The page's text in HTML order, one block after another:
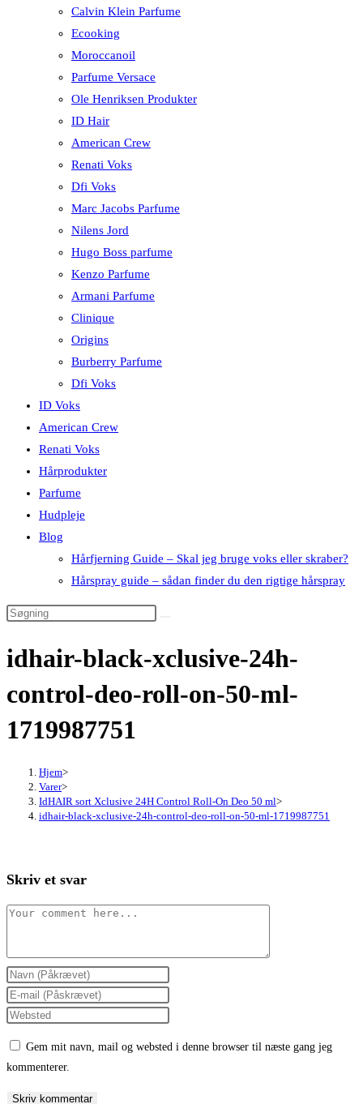
Calvin Klein Parfume
Ecooking
Moroccanoil
Parfume Versace
Ole Henriksen Produkter
ID Hair
American Crew
Renati Voks
Dfi Voks
Marc Jacobs Parfume
Nilens Jord
Hugo Boss parfume
Kenzo Parfume
Armani Parfume
Clinique
Origins
Burberry Parfume
Dfi Voks
ID Voks
American Crew
Renati Voks
Hårprodukter
Parfume
Hudpleje
Blog
Hårfjerning Guide – Skal jeg bruge voks eller skraber?
Hårspray guide – sådan finder du den rigtige hårspray
idhair-black-xclusive-24h-
control-deo-roll-on-50-ml-
1719987751
Hjem>
Varer>
IdHAIR sort Xclusive 24H Control Roll-On Deo 50 ml>
idhair-black-xclusive-24h-control-deo-roll-on-50-ml-1719987751
Skriv et svar
Comment
Enter
your
name
comment
Enter
your
comment
Enter
(optional)
Gem mit navn, mail og websted i denne browser til næste gang jeg
kommenterer.